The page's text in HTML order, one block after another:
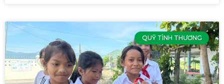
QUỸ TÌNH THƯƠNG